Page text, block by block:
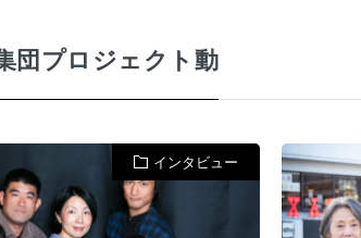
団プロジェクト動
インタビュー